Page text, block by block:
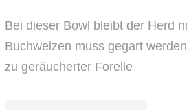
Bei dieser Bowl bleibt der Herd
Buchweizen muss gegart
zu geräucherter Forelle